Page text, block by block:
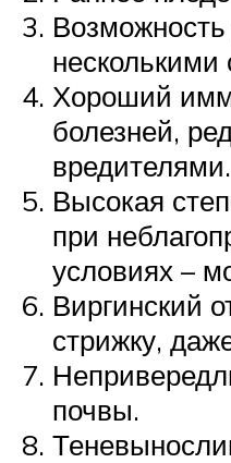
несколькими
Хороший
болезней,
вредителями.
Высокая
при
условиях –
Виргинский
стрижку,
почвы.